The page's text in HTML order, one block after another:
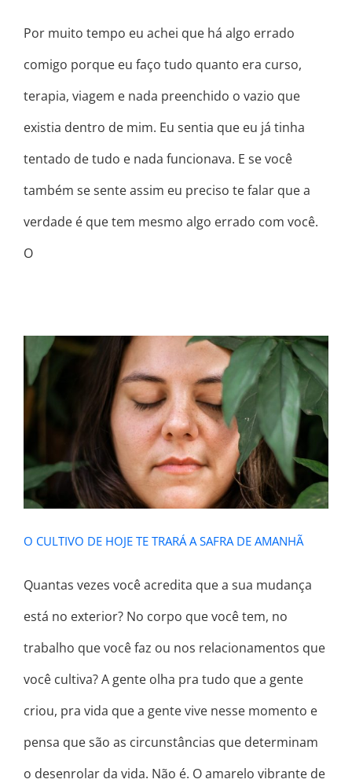
Por muito tempo eu achei que há algo errado
comigo porque eu faço tudo quanto era curso,
terapia, viagem e nada preenchido o vazio que
existia dentro de mim. Eu sentia que eu já tinha
tentado de tudo e nada funcionava. E se você
também se sente assim eu preciso te falar que a
verdade é que tem mesmo algo errado com você.
O
O CULTIVO DE HOJE TE TRARÁ A
SAFRA DE AMANHÃ
O CULTIVO DE HOJE TE TRARÁ A SAFRA DE AMANHÃ
Quantas vezes você acredita que a sua mudança
está no exterior? No corpo que você tem, no
trabalho que você faz ou nos relacionamentos que
você cultiva? A gente olha pra tudo que a gente
criou, pra vida que a gente vive nesse momento e
pensa que são as circunstâncias que determinam
o desenrolar da vida. Não é. O amarelo vibrante de